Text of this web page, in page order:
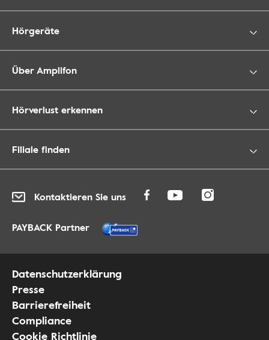
Hörgeräte
Über Amplifon
Hörverlust erkennen
Filiale finden
Kontaktieren Sie uns
PAYBACK Partner
Datenschutzerklärung
Presse
Barrierefreiheit
Compliance
Cookie Richtlinie